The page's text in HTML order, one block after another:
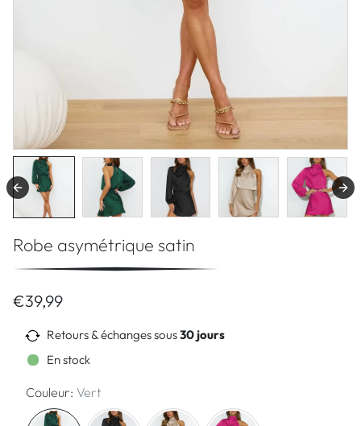
Robe asymétrique satin
€39,99
Retours & échanges sous30 jours
En stock
Couleur: Vert